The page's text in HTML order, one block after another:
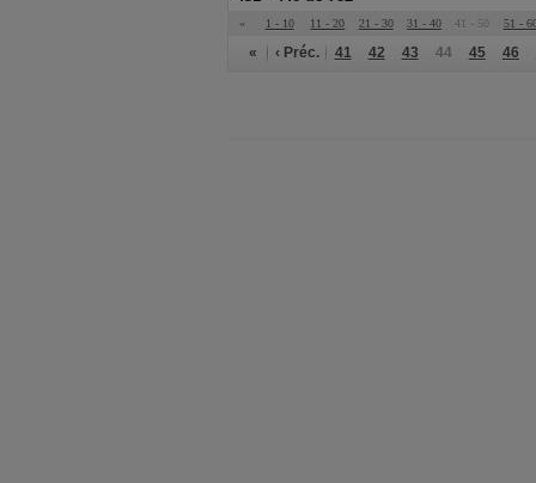
« 1 - 10 11 - 20 21 - 30 31 - 40 41 - 50 51 -
« ‹ Préc. 41 42 43 44 45 46